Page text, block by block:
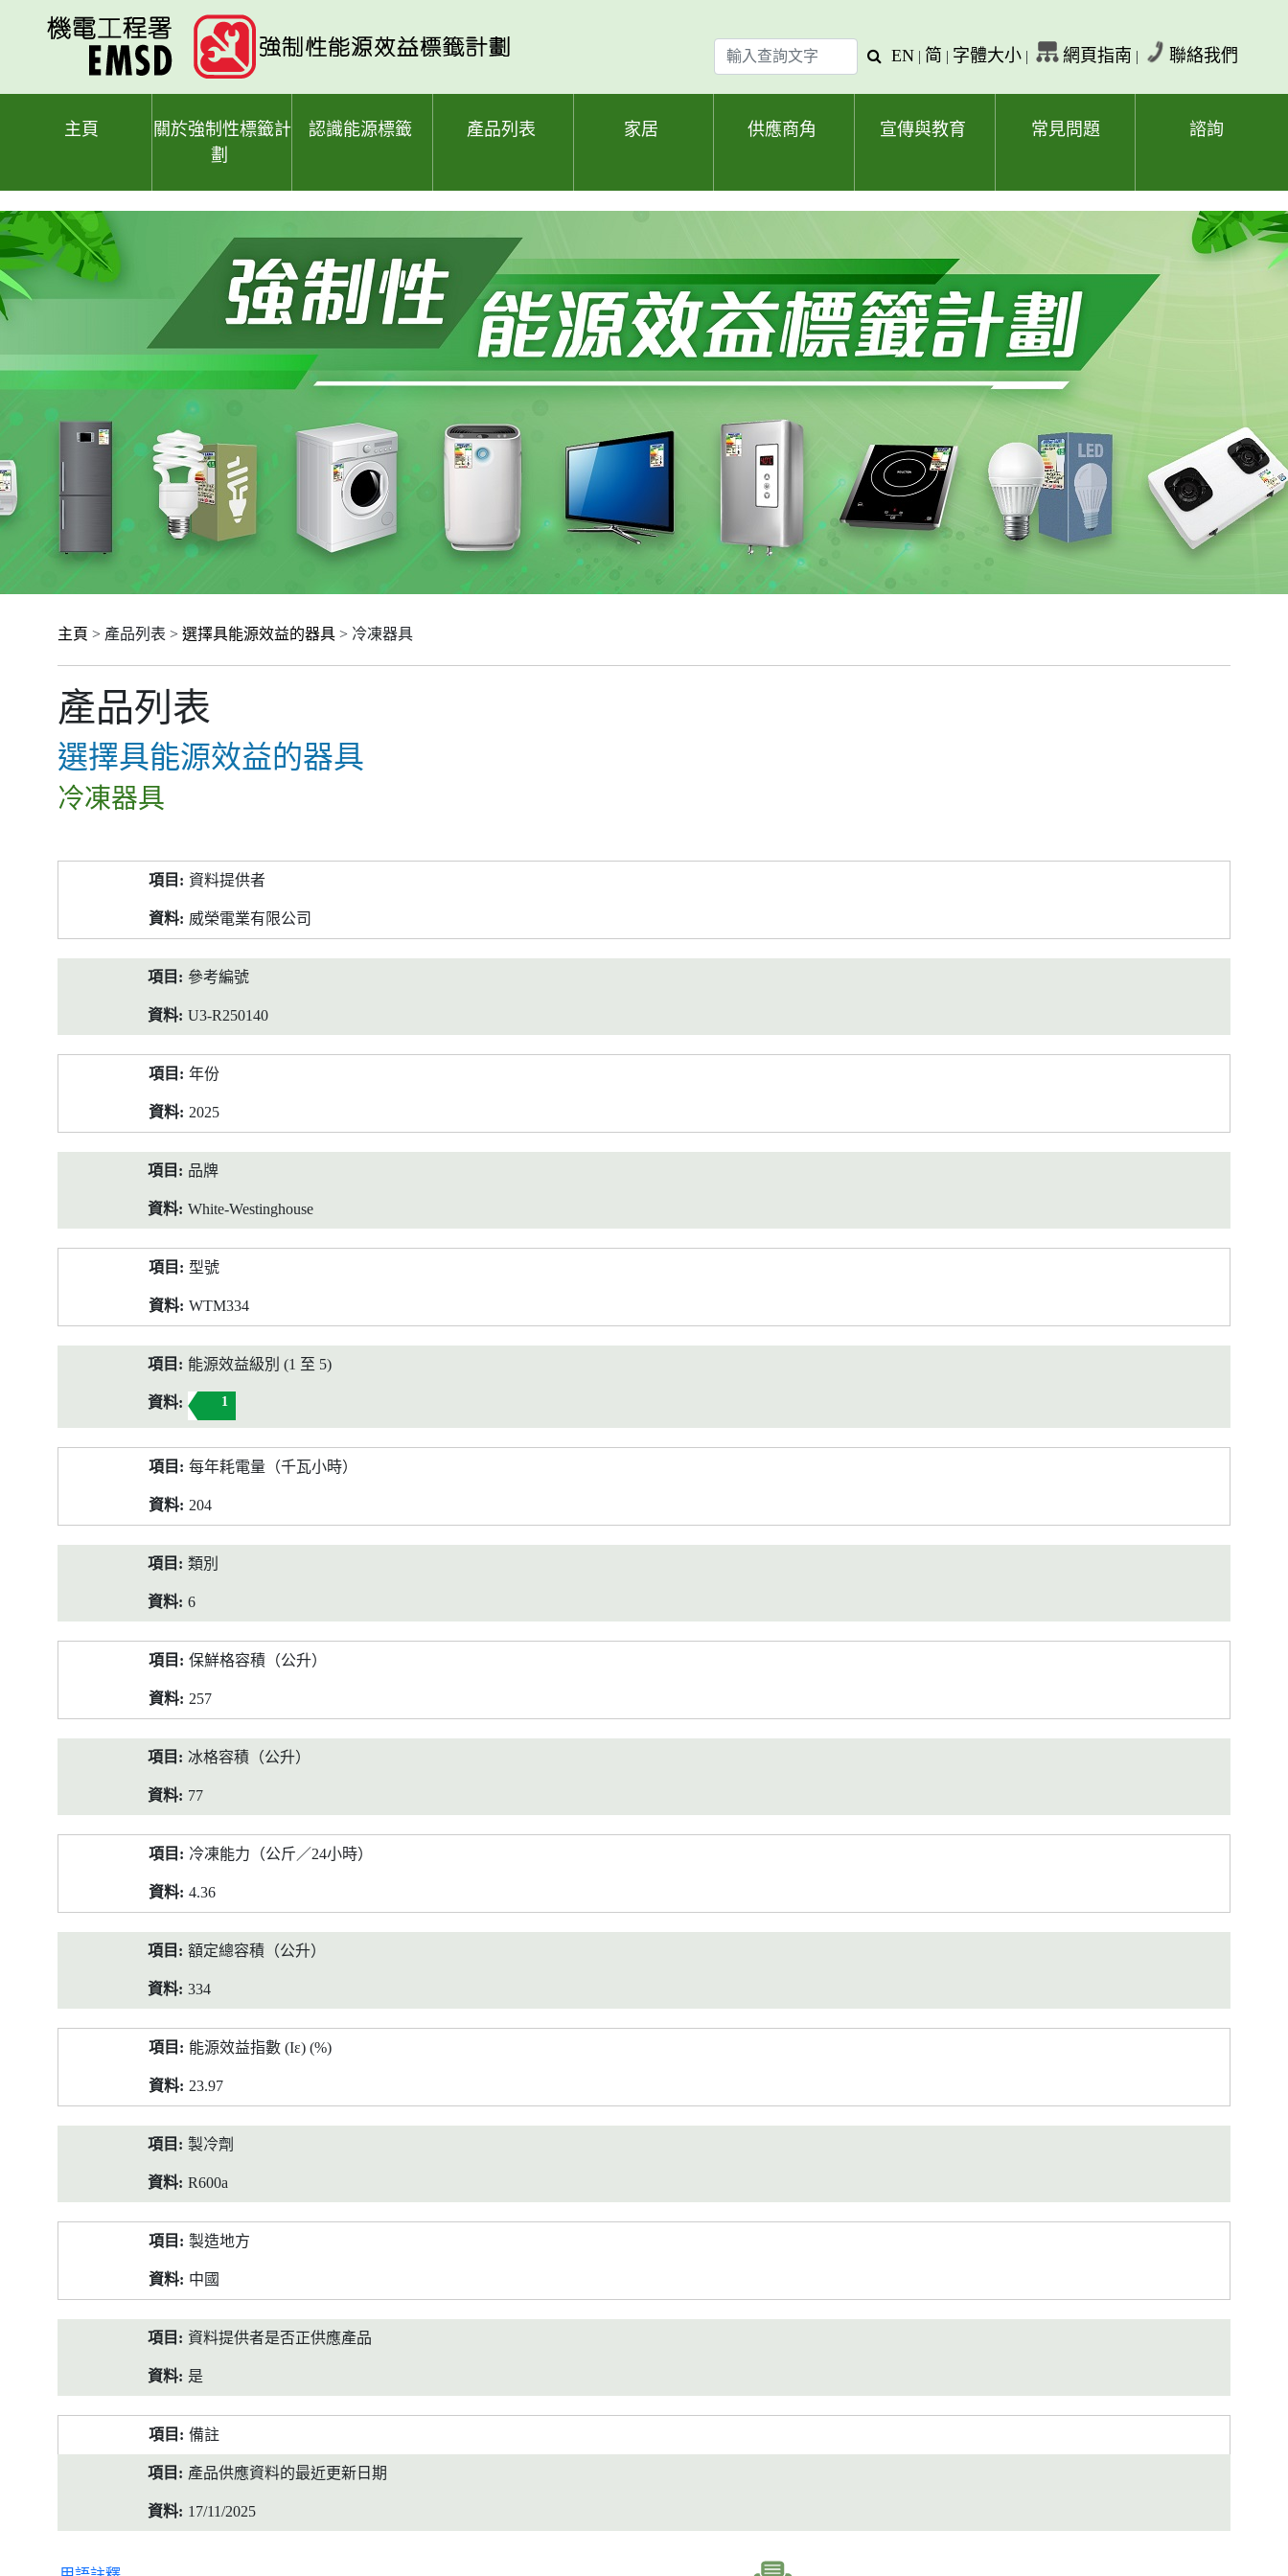
輸
入
查
查
字
EN | 简 | 字體大小 | 網頁指南 | 聯絡我們
主頁
關於強制性標籤計
劃
認識能源標籤 產品列表 家居 供應商角 宣傳與教育 常見問題 諮詢
主頁 > 產品列表 > 選擇具能源效益的器具 > 冷凍器具
產品列表
選擇具能源效益的器具
冷凍器具
料
資料提供者
威榮電業有限公司
參考編號
U3-R250140
年份
2025
品牌
White-Westinghouse
型號
WTM334
能源效益級別 (1 至 5)
1
每年耗電量（千瓦小時）
204
類別
6
保鮮格容積（公升）
257
冰格容積（公升）
77
冷凍能力（公斤／24小時）
4.36
額定總容積（公升）
334
能源效益指數 (Iε) (%)
23.97
製冷劑
R600a
製造地方
中國
資料提供者是否正供應產品
是
備註
產品供應資料的最近更新日期
17/11/2025